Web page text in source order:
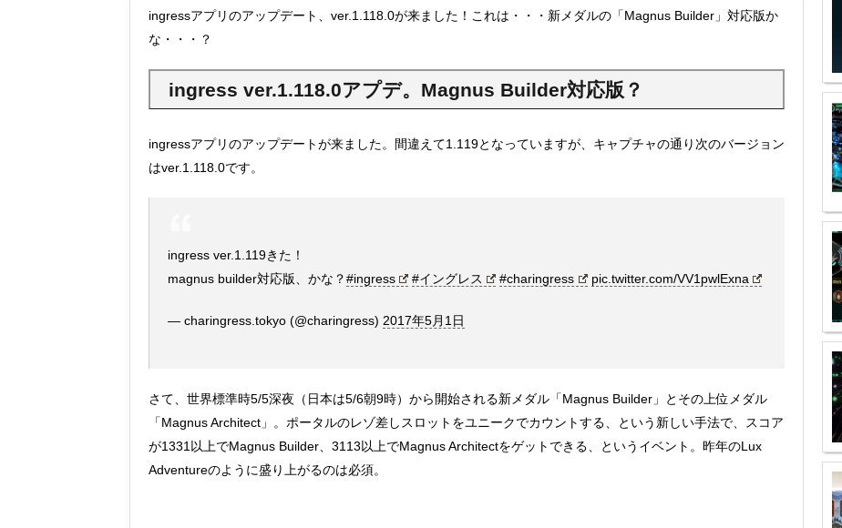
ingressアプリのアップデート、ver.1.118.0が来ました！これは・・・新メダルの「Magnus Builder」対応版か
な・・・？
ingress ver.1.118.0アプデ。Magnus Builder対応版？
ingressアプリのアップデートが来ました。間違えて1.119となっていますが、キャプチャの通り次のバージョン
はver.1.118.0です。
ingress ver.1.119きた！
magnus builder対応版、かな？#ingress #イングレス #charingress pic.twitter.com/VV1pwlExna
— charingress.tokyo (@charingress) 2017年5月1日
さて、世界標準時5/5深夜（日本は5/6朝9時）から開始される新メダル「Magnus Builder」とその上位メダル
「Magnus Architect」。ポータルのレゾ差しスロットをユニークでカウントする、という新しい手法で、スコア
が1331以上でMagnus Builder、3113以上でMagnus Architectをゲットできる、というイベント。昨年のLux
Adventureのように盛り上がるのは必須。